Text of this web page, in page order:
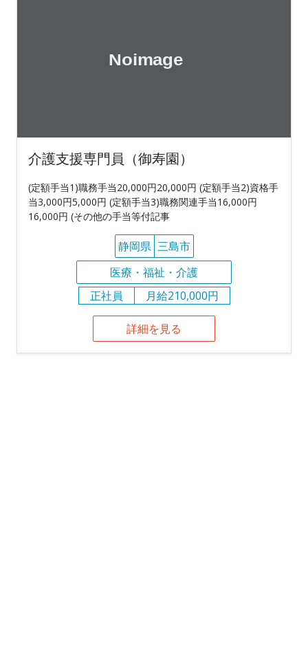
介護支援専門員（御寿園）
(定額手当1)職務手当20,000円20,000円 (定額手当2)資格手
当3,000円5,000円 (定額手当3)職務関連手当16,000円
16,000円 (その他の手当等付記事
静岡県 三島市
医療・福祉・介護
正社員
月給210,000円
詳細を見る